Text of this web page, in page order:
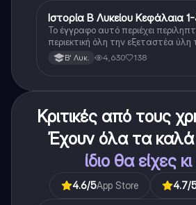
Ιστορία
Ιστορία Β Λυκείου Κεφάλαια
Το έγγραφο αυτό περιέχει
περιεκτική όλη την εξεταστέα ύλη
λυκείου για τα πρώτα 3 Κεφάλαια, δηλαδή την
μισή ύλη. Το έγγραφο έχει γραφτεί
Β' Λυκ. 4,630 138
Κριτικές από τους
Έχουν όλα τα
ίδιο θα είχες
4.6/5App Store 4.7/